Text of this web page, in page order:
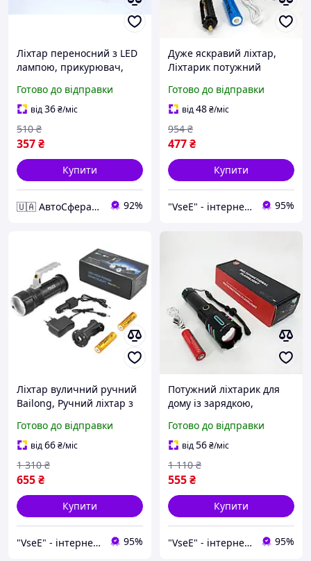
Ліхтар переносний з LED
лампою, прикурювач,
Готово до відправки
від36₴/міс
357₴
510 ₴
Купити
🇺🇦 АвтоСфера 🇺🇦 92%
Дуже яскравий ліхтар,
Ліхтарик потужний
Ліхтар ручний металевий
FS-12
Готово до відправки
від48₴/міс
477₴
954 ₴
Купити
"VseE" - інтернет-магазин тактичного військового спорядження | Власне виробництво | 95%
Ліхтар вуличний ручний
Bailong, Ручний ліхтар з
Ліхтарик на всі випадки
UM-36
Готово до відправки
від66₴/міс
655₴
1 310 ₴
Купити
"VseE" - інтернет-магазин тактичного військового спорядження | Власне виробництво | 95%
Потужний ліхтарик для
дому із зарядкою,
вологозахищений,
Потужні ручні ліхтарі
sofirn UP-27
Готово до відправки
від56₴/міс
555₴
1 110 ₴
Купити
"VseE" - інтернет-магазин тактичного військового спорядження | Власне виробництво | 95%